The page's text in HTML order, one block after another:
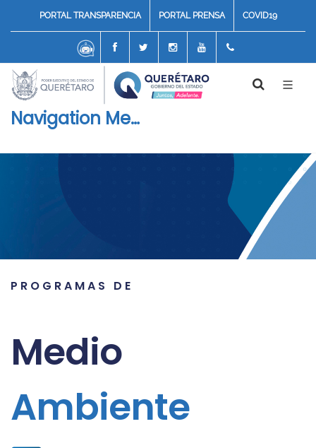
PORTAL TRANSPARENCIA PORTAL PRENSA COVID19
Chatbot FacebookTwitter InstagramYoutube
Navigation Menu
PROGRAMAS DE
Medio
Ambiente